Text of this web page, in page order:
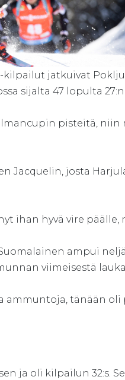
jatkuivat
sijalta 47 lopulta
pisteitä, niin
Jacquelin, josta
ihan hyvä vire päälle,
ampui
viimeisestä
ammuntoja, tänään
ja oli kilpailun 32:s.